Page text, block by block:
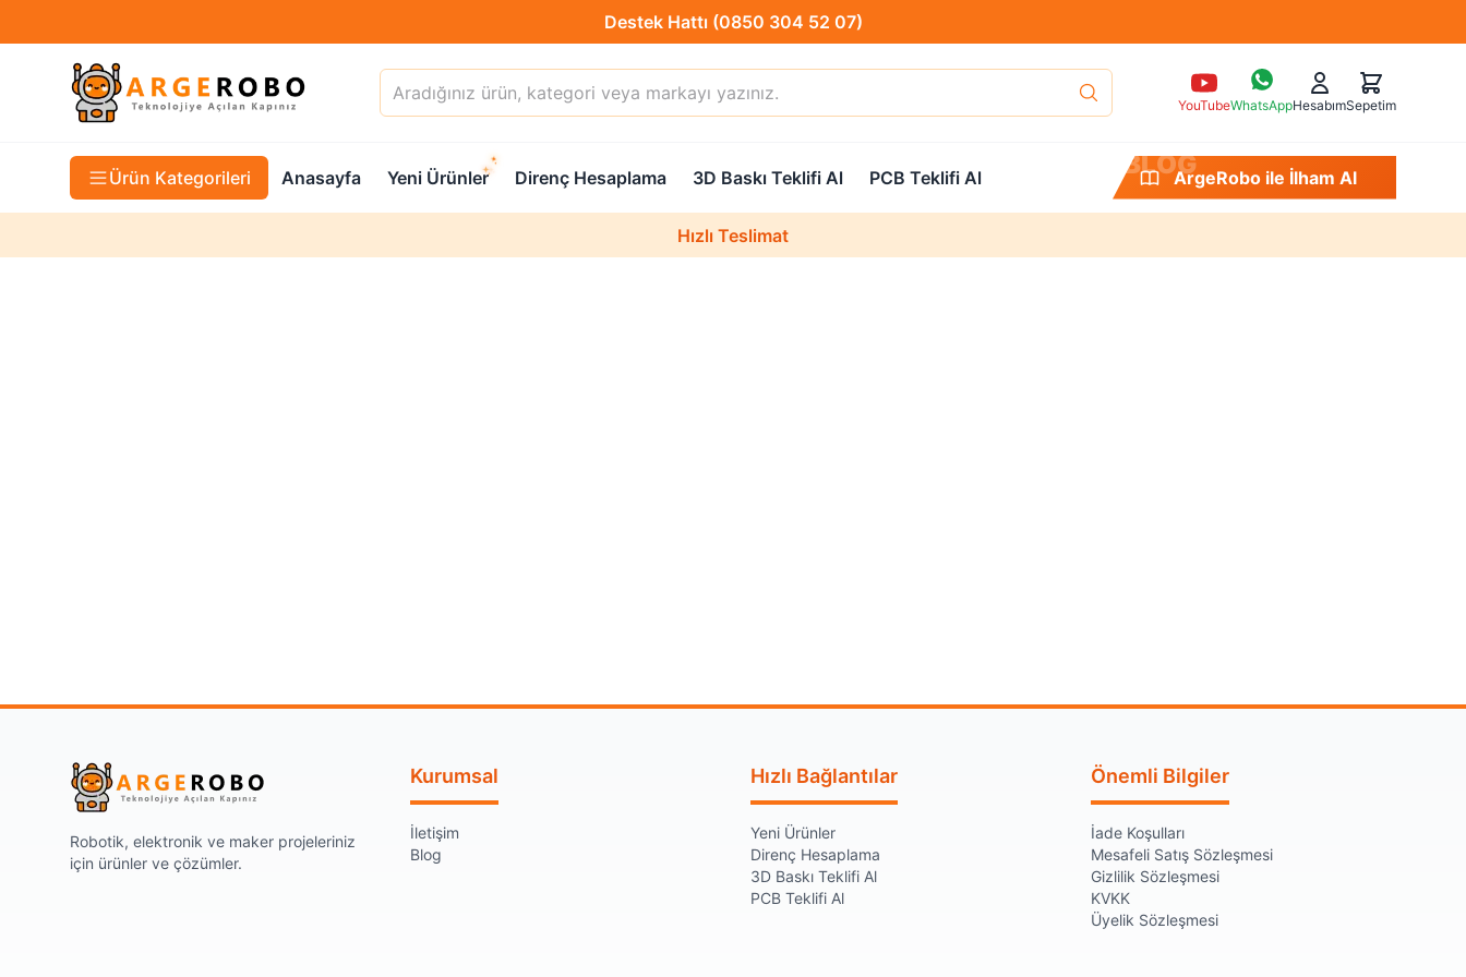
Destek Hattı (0850 304 52 07)
Hızlı Teslimat
YouTubeWhatsAppHesabımSepetim
Ürün Kategorileri Anasayfa Yeni Ürünler Direnç Hesaplama 3D Baskı Teklifi Al PCB Teklifi Al BLOG
ArgeRobo ile İlham Al
Destek Hattı (0850 304 52 07)
Hızlı Teslimat
Robotik, elektronik ve maker projeleriniz
için ürünler ve çözümler.
Kurumsal
İletişim
Blog
Hızlı Bağlantılar
Yeni Ürünler
Direnç Hesaplama
3D Baskı Teklifi Al
PCB Teklifi Al
Önemli Bilgiler
İade Koşulları
Mesafeli Satış Sözleşmesi
Gizlilik Sözleşmesi
KVKK
Üyelik Sözleşmesi